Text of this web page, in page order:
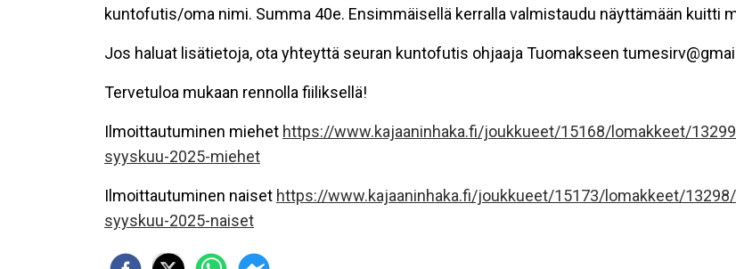
kuntofutis/oma nimi. Summa 40e. Ensimmäisellä kerralla valmistaudu näyttämään kuitti
Jos haluat lisätietoja, ota yhteyttä seuran kuntofutis ohjaaja Tuomakseen
Tervetuloa mukaan rennolla fiiliksellä!
Ilmoittautuminen miehet https://www.kajaaninhaka.fi/joukkueet/15168/lomakkeet/
syyskuu-2025-miehet
Ilmoittautuminen naiset https://www.kajaaninhaka.fi/joukkueet/15173/lomakkeet/
syyskuu-2025-naiset